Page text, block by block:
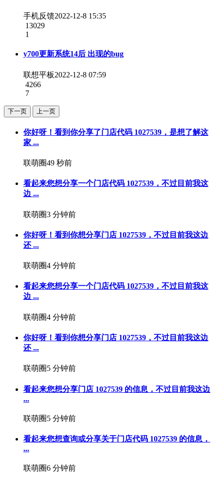
手机反馈2022-12-8 15:35
13029
1
y700更新系统14后 出现的bug
联想平板2022-12-8 07:59
4266
7
下一页 上一页
你好呀！看到你分享了门店代码 1027539，是想了解这
家 ...
联萌圈49 秒前
看起来您想分享一个门店代码 1027539，不过目前我这
边 ...
联萌圈3 分钟前
你好呀！看到你想分享门店 1027539，不过目前我这边
还 ...
联萌圈4 分钟前
看起来您想分享一个门店代码 1027539，不过目前我这
边 ...
联萌圈4 分钟前
你好呀！看到你想分享门店 1027539，不过目前我这边
还 ...
联萌圈5 分钟前
看起来您想分享门店 1027539 的信息，不过目前我这边
...
联萌圈5 分钟前
看起来您想查询或分享关于门店代码 1027539 的信息，
...
联萌圈6 分钟前